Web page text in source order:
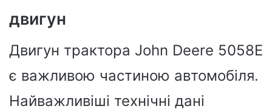
двигун
Двигун трактора John Deere 5058E
є важливою частиною автомобіля.
Найважливіші технічні дані